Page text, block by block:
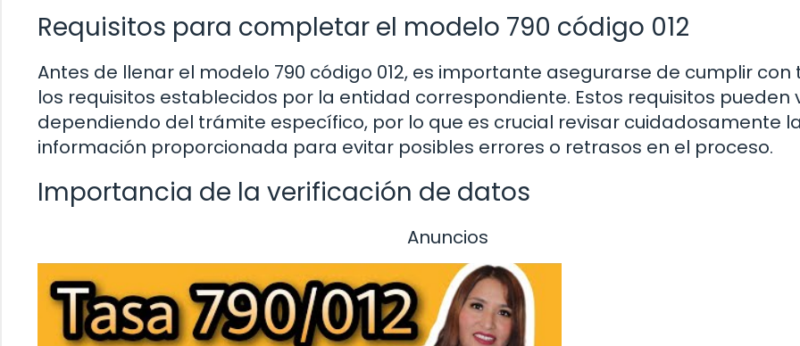
Requisitos para completar el modelo 790 código 012
Antes de llenar el modelo 790 código 012, es importante asegurarse de cumplir con
los requisitos establecidos por la entidad correspondiente. Estos requisitos pueden
dependiendo del trámite específico, por lo que es crucial revisar cuidadosamente la
información proporcionada para evitar posibles errores o retrasos en el proceso.
Importancia de la verificación de datos
Anuncios